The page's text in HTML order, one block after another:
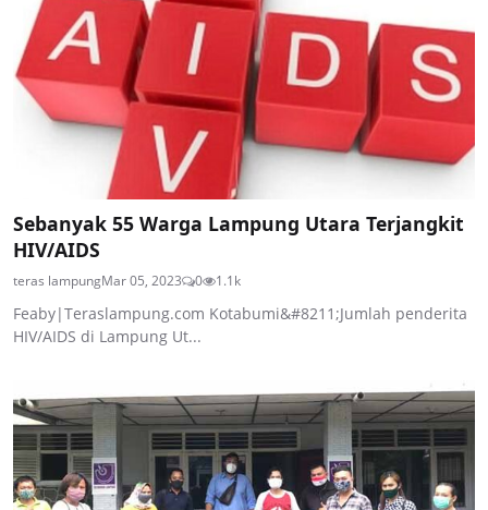
Sebanyak 55 Warga Lampung Utara Terjangkit
HIV/AIDS
teras lampungMar 05, 2023 0 1.1k
Feaby|Teraslampung.com Kotabumi&#8211;Jumlah penderita
HIV/AIDS di Lampung Ut...